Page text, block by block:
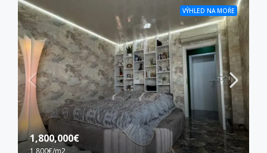
VÝHLED NA MOŘE
1,800,000€